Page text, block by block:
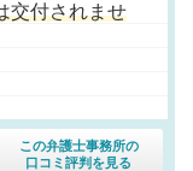
この弁護士事務所の
口コミ評判を見る
交付されませ